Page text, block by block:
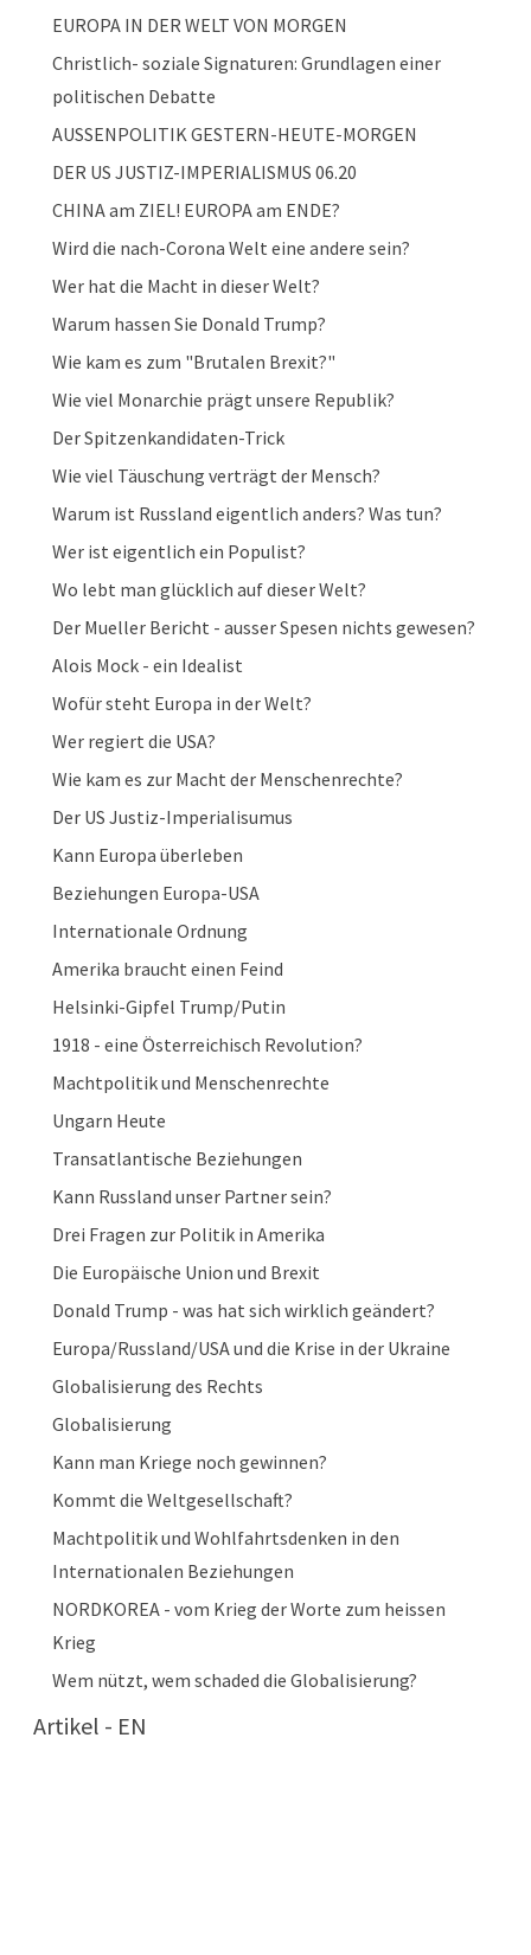
EUROPA IN DER WELT VON MORGEN
Christlich- soziale Signaturen: Grundlagen einer
politischen Debatte
AUSSENPOLITIK GESTERN-HEUTE-MORGEN
DER US JUSTIZ-IMPERIALISMUS 06.20
CHINA am ZIEL! EUROPA am ENDE?
Wird die nach-Corona Welt eine andere sein?
Wer hat die Macht in dieser Welt?
Warum hassen Sie Donald Trump?
Wie kam es zum "Brutalen Brexit?"
Wie viel Monarchie prägt unsere Republik?
Der Spitzenkandidaten-Trick
Wie viel Täuschung verträgt der Mensch?
Warum ist Russland eigentlich anders? Was tun?
Wer ist eigentlich ein Populist?
Wo lebt man glücklich auf dieser Welt?
Der Mueller Bericht - ausser Spesen nichts gewesen?
Alois Mock - ein Idealist
Wofür steht Europa in der Welt?
Wer regiert die USA?
Wie kam es zur Macht der Menschenrechte?
Der US Justiz-Imperialisumus
Kann Europa überleben
Beziehungen Europa-USA
Internationale Ordnung
Amerika braucht einen Feind
Helsinki-Gipfel Trump/Putin
1918 - eine Österreichisch Revolution?
Machtpolitik und Menschenrechte
Ungarn Heute
Transatlantische Beziehungen
Kann Russland unser Partner sein?
Drei Fragen zur Politik in Amerika
Die Europäische Union und Brexit
Donald Trump - was hat sich wirklich geändert?
Europa/Russland/USA und die Krise in der Ukraine
Globalisierung des Rechts
Globalisierung
Kann man Kriege noch gewinnen?
Kommt die Weltgesellschaft?
Machtpolitik und Wohlfahrtsdenken in den
Internationalen Beziehungen
NORDKOREA - vom Krieg der Worte zum heissen
Krieg
Wem nützt, wem schaded die Globalisierung?
Artikel - EN